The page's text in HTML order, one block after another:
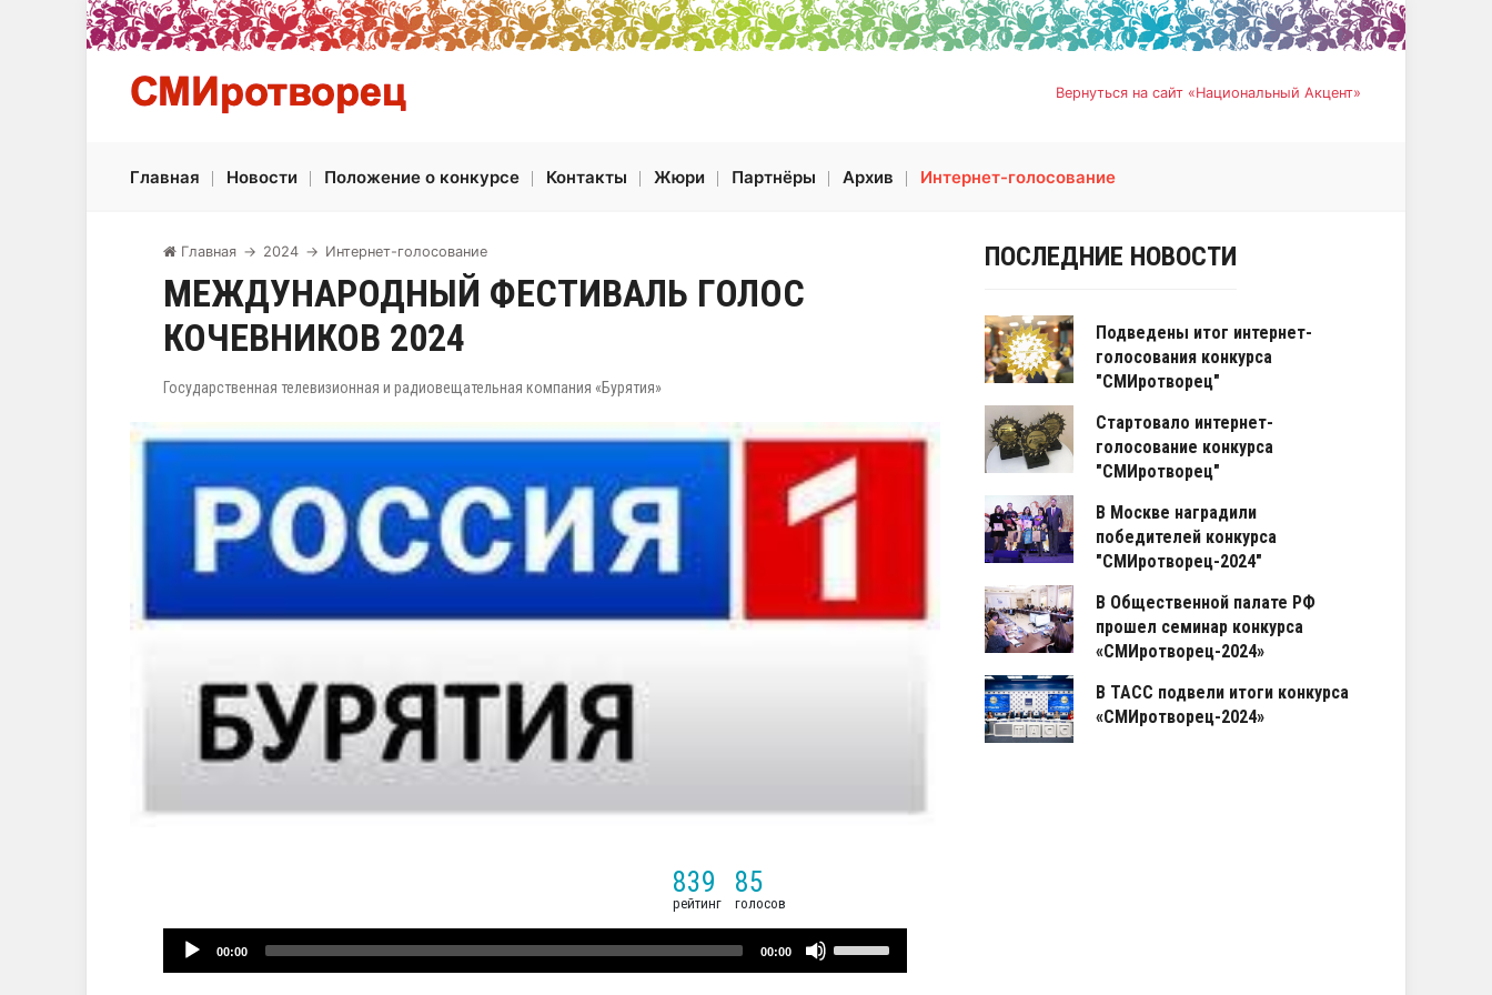
Вернуться на сайт «Национальный Акцент»
Главная Новости Положение о конкурсе Контакты Жюри Партнёры Архив Интернет-голосование
Главная → 2024 → Интернет-голосование
МЕЖДУНАРОДНЫЙ ФЕСТИВАЛЬ ГОЛОС
КОЧЕВНИКОВ 2024
Государственная телевизионная и радиовещательная компания «Бурятия»
839
рейтинг
85
голосов
Audio
Player
00:00 00:00
ПОСЛЕДНИЕ НОВОСТИ
Подведены итог интернет-
голосования конкурса
"СМИротворец"
Стартовало интернет-
голосование конкурса
"СМИротворец"
В Москве наградили
победителей конкурса
"СМИротворец-2024"
В Общественной палате РФ
прошел семинар конкурса
«СМИротворец-2024»
В ТАСС подвели итоги конкурса
«СМИротворец-2024»